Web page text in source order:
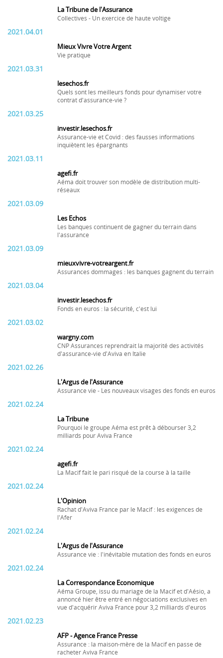
La Tribune de l'Assurance
Collectives - Un exercice de haute voltige
2021.04.01
Mieux Vivre Votre Argent
Vie pratique
2021.03.31
lesechos.fr
Quels sont les meilleurs fonds pour dynamiser votre
contrat d'assurance-vie ?
2021.03.25
investir.lesechos.fr
Assurance-vie et Covid : des fausses informations
inquiètent les épargnants
2021.03.11
agefi.fr
Aéma doit trouver son modèle de distribution multi-
réseaux
2021.03.09
Les Echos
Les banques continuent de gagner du terrain dans
l'assurance
2021.03.09
mieuxvivre-votreargent.fr
Assurances dommages : les banques gagnent du terrain
2021.03.04
investir.lesechos.fr
Fonds en euros : la sécurité, c'est lui
2021.03.02
wargny.com
CNP Assurances reprendrait la majorité des activités
d'assurance-vie d'Aviva en Italie
2021.02.26
L'Argus de l'Assurance
Assurance vie - Les nouveaux visages des fonds en euros
2021.02.24
La Tribune
Pourquoi le groupe Aéma est prêt à débourser 3,2
milliards pour Aviva France
2021.02.24
agefi.fr
La Macif fait le pari risqué de la course à la taille
2021.02.24
L'Opinion
Rachat d'Aviva France par le Macif : les exigences de
l'Afer
2021.02.24
L'Argus de l'Assurance
Assurance vie : l'inévitable mutation des fonds en euros
2021.02.24
La Correspondance Economique
Aéma Groupe, issu du mariage de la Macif et d'Aésio, a
annoncé hier être entré en négociations exclusives en
vue d'acquérir Aviva France pour 3,2 milliards d'euros
2021.02.23
AFP - Agence France Presse
Assurance : la maison-mère de la Macif en passe de
racheter Aviva France